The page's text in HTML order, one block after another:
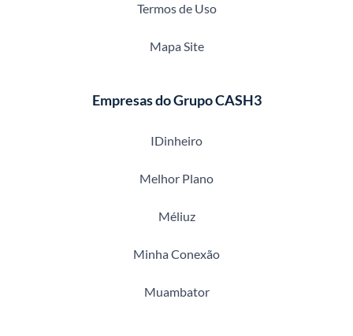
Termos de Uso
Mapa Site
Empresas do Grupo CASH3
IDinheiro
Melhor Plano
Méliuz
Minha Conexão
Muambator